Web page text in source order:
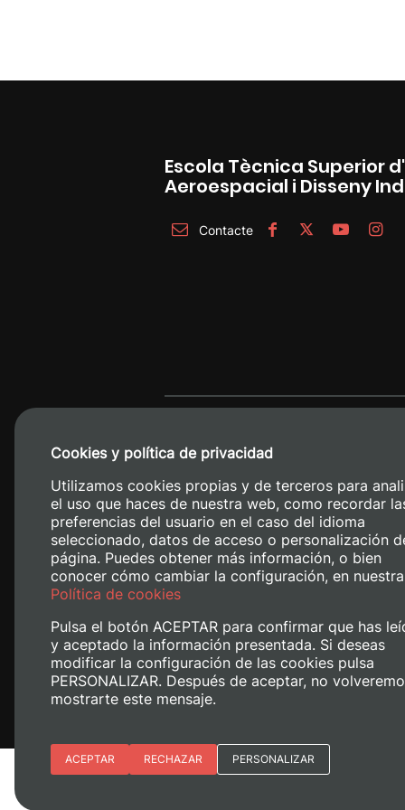
Escola Tècnica Superior
Aeroespacial i Disseny
Contacte
Camino de
Cookies y política de privacidad
Utilizamos cookies propias y de terceros para
el uso que haces de nuestra web, como recordar
preferencias del usuario en el caso del idioma
seleccionado, datos de acceso o personalización
página. Puedes obtener más información, o bien
conocer cómo cambiar la configuración, en nuestra
Política de cookies
Pulsa el botón ACEPTAR para confirmar que has
y aceptado la información presentada. Si deseas
modificar la configuración de las cookies pulsa
PERSONALIZAR. Después de aceptar, no
mostrarte este mensaje.
Esenciales
ACEPTAR RECHAZAR PERSONALIZAR